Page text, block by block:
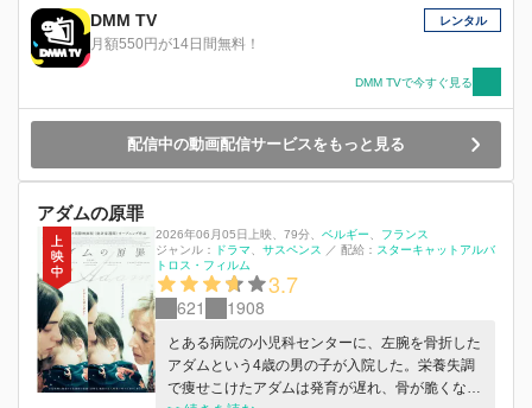
いく。そして唯一の理解者だった担任の先生が学
校を去り、友だちにのけ者にされて再びひとりぼ
っちになったノラは、ある日、校庭で衝撃的な光
DMM TV
月額550円が14日間無料！
レンタル
DMM TVで今すぐ見る
配信中の動画配信サービスをもっと見る
アダムの原罪
2026年06月05日上映 79分 ベルギー
フランス
ジャンル：
ドラマ サスペンス ／ 配給： スターキャットアルバ
トロス・フィルム
3.7
621 1908
とある病院の小児科センターに、左腕を骨折した
アダムという4歳の男の子が入院した。栄養失調
で痩せこけたアダムは発育が遅れ、骨が脆くなっ